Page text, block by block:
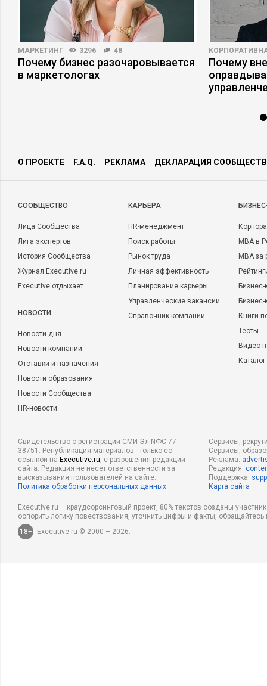
МАРКЕТИНГ 3296 48
Почему бизнес разочаровывается
в маркетологах
Почему
О ПРОЕКТЕ F.A.Q. РЕКЛАМА ДЕКЛАРАЦИЯ
CООБЩЕСТВО
Лица Сообщества
Лига экспертов
История Сообщества
Журнал Executive.ru
Executive отдыхает
НОВОСТИ
Новости дня
Новости компаний
Отставки и назначения
Новости образования
Новости Сообщества
HR-новости
КАРЬЕРА
HR-менеджмент
Поиск работы
Рынок труда
Личная эффективность
Планирование карьеры
Управленческие вакансии
Справочник компаний
MBA в
MBA
Бизнес-
Книги
Тесты
Видео
Свидетельство о регистрации СМИ Эл NФС 77-
38751. Републикация материалов - только со
ссылкой на Executive.ru, с разрешения редакции
сайта. Редакция не несет ответственности за
высказывания пользователей на сайте.
Политика обработки персональных данных
Сервисы,
Сервисы,
Реклама:
Редакция:
Поддержка:
Карта сайта
Executive.ru – краудсорсинговый проект, 80% текстов созданы
оспорить логику повествования, уточнить цифры и факты,
18+
Executive.ru © 2000 – 2026.